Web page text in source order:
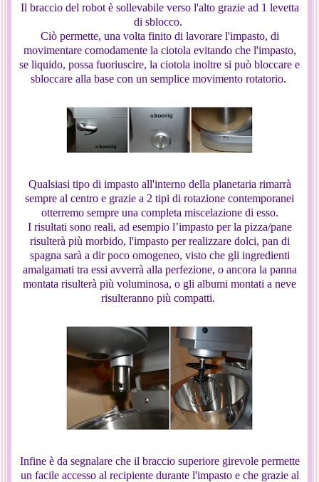
Il braccio del robot è sollevabile verso l'alto grazie ad 1 levetta
di sblocco.
Ciò permette, una volta finito di lavorare l'impasto, di
movimentare comodamente la ciotola evitando che l'impasto,
se liquido, possa fuoriuscire, la ciotola inoltre si può bloccare e
sbloccare alla base con un semplice movimento rotatorio.
Qualsiasi tipo di impasto all'interno della planetaria rimarrà
sempre al centro e grazie a 2 tipi di rotazione contemporanei
otterremo sempre una completa miscelazione di esso.
I risultati sono reali, ad esempio l’impasto per la pizza/pane
risulterà più morbido, l'impasto per realizzare dolci, pan di
spagna sarà a dir poco omogeneo, visto che gli ingredienti
amalgamati tra essi avverrà alla perfezione, o ancora la panna
montata risulterà più voluminosa, o gli albumi montati a neve
risulteranno più compatti.
Infine è da segnalare che il braccio superiore girevole permette
un facile accesso al recipiente durante l'impasto e che grazie al